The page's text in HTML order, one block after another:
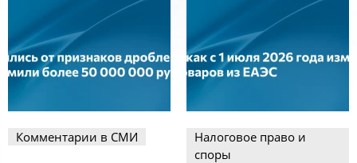
Комментарии в СМИ
Налоговое право и
споры